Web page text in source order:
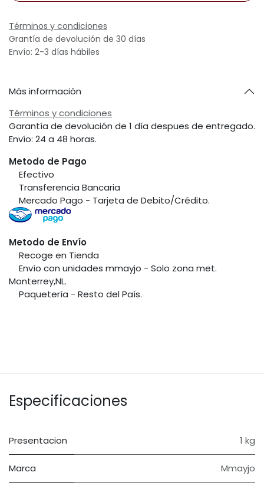
Términos y condiciones
Grantía de devolución de 30 días
Envío: 2-3 días hábiles
Más información
Términos y condiciones
Garantía de devolución de 1 día despues de entregado.
Envío: 24 a 48 horas.
Metodo de Pago
​Efectivo
​Transferencia Bancaria
​Mercado Pago - Tarjeta de Debito/Crédito.
Metodo de Envío
​Recoge en Tienda
​Envío con unidades mmayjo - Solo zona met.
Monterrey,NL.
​Paquetería - Resto del País.
Especificaciones
Presentacion 1 kg
Marca Mmayjo